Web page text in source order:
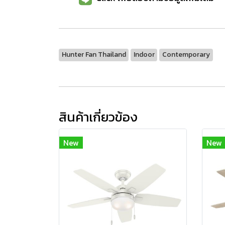
Hunter Fan Thailand Indoor Contemporary
สินค้าเกี่ยวข้อง
New New